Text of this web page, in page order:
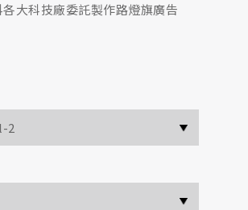
大科技廠委託製作路燈旗廣告